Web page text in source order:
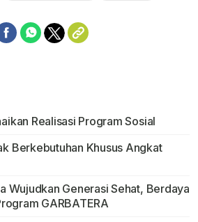
Realisasi Program Sosial
Berkebutuhan Khusus Angkat
Wujudkan Generasi Sehat, Berdaya
GARBATERA